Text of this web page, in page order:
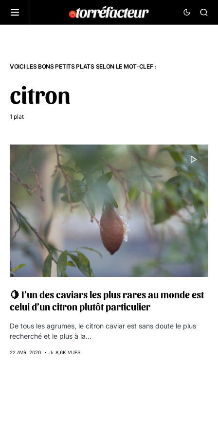
VOICI LES BONS PETITS PLATS SELON LE MOT-CLEF :
citron
1 plat
🍋 L’un des caviars les plus rares au monde est
celui d’un citron plutôt particulier
De tous les agrumes, le citron caviar est sans doute le plus
recherché et le plus à la…
22 AVR. 2020 8,6K VUES